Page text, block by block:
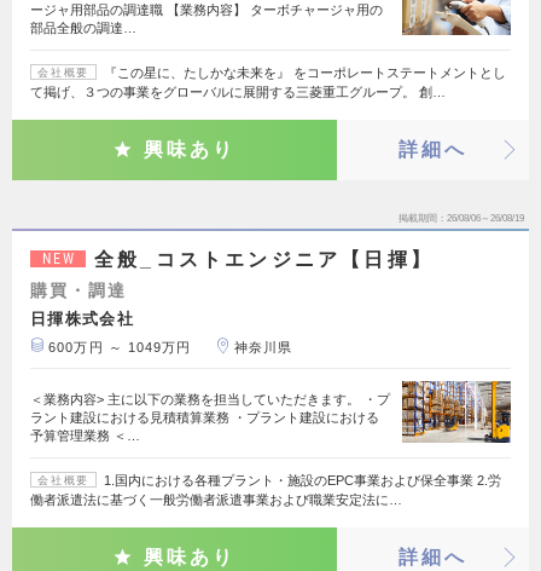
ージャ用部品の調達職 【業務内容】 ターボチャージャ用の
部品全般の調達…
会社概要
『この星に、たしかな未来を』 をコーポレートステートメントとし
て掲げ、３つの事業をグローバルに展開する三菱重工グループ。 創…
興味あり 詳細へ
掲載期間 26/08/06～26/08/19
NEW 全般_コストエンジニア【日揮】
購買・調達
日揮株式会社
600万円 ～ 1049万円 神奈川県
＜業務内容> 主に以下の業務を担当していただきます。 ・プ
ラント建設における見積積算業務 ・プラント建設における
予算管理業務 ＜…
会社概要
1.国内における各種プラント・施設のEPC事業および保全事業 2.労
働者派遣法に基づく一般労働者派遣事業および職業安定法に…
興味あり 詳細へ